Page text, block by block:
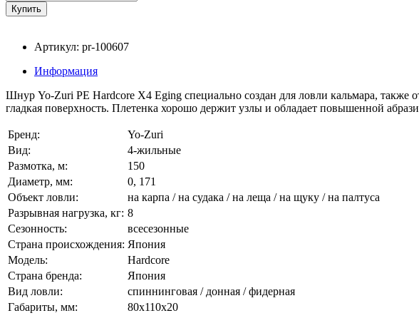
Артикул: pr-100607
Информация
Шнур Yo-Zuri PE Hardcore X4 Eging специально создан для ловли кальмара, также
гладкая поверхность. Плетенка хорошо держит узлы и обладает повышенной
Бренд:
Yo-Zuri
Вид:
4-жильные
Размотка, м:
150
Диаметр, мм:
0, 171
Объект ловли:
на карпа / на судака / на леща / на щуку / на палтуса
Разрывная нагрузка, кг: 8
Сезонность:
всесезонные
Страна происхождения: Япония
Модель:
Hardcore
Страна бренда:
Япония
Вид ловли:
спиннинговая / донная / фидерная
Габариты, мм:
80x110x20